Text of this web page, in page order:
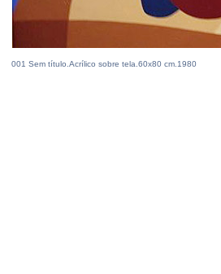
001 Sem título.Acrílico sobre tela.60x80 cm.1980